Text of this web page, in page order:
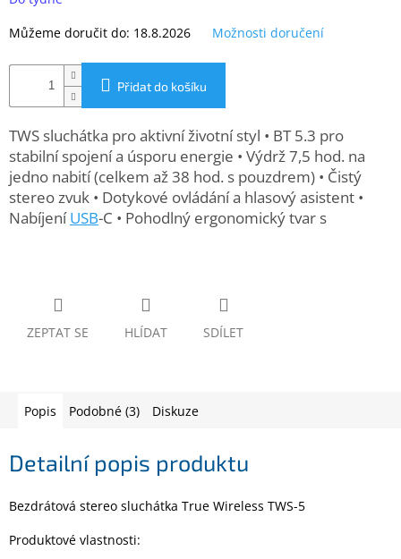
www.inpraise.cz
Telefony
a
Cyklo
a
sport
spotřebiče
%
Můžeme doručit do: 18.8.2026 Možnosti doručení
Přidat do košíku
TWS sluchátka pro aktivní životní styl • BT 5.3 pro
stabilní spojení a úsporu energie • Výdrž 7,5 hod. na
jedno nabití (celkem až 38 hod. s pouzdrem) • Čistý
stereo zvuk • Dotykové ovládání a hlasový asistent •
NabíjeníUSB-C • Pohodlný ergonomický tvar s
ZEPTAT SE HLÍDAT SDÍLET
Popis Podobné (3) Diskuze
Detailní popis produktu
Bezdrátová stereo sluchátka True Wireless TWS-5
Produktové vlastnosti: